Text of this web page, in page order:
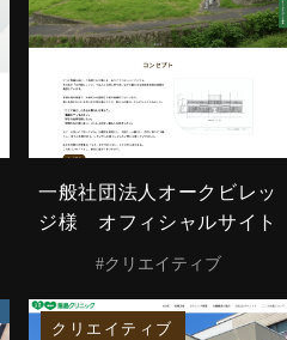
一般社団法人オークビレッ
ジ様 オフィシャルサイト
#クリエイティブ
クリエイティブ